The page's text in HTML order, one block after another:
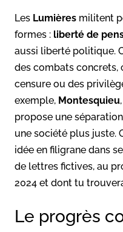
Les Lumières militent
formes : liberté de
aussi liberté politique.
des combats concrets,
censure ou des
exemple, Montesquieu
propose une
une société plus juste.
idée en filigrane dans
de lettres fictives, au
2024 et dont tu
Le progrès